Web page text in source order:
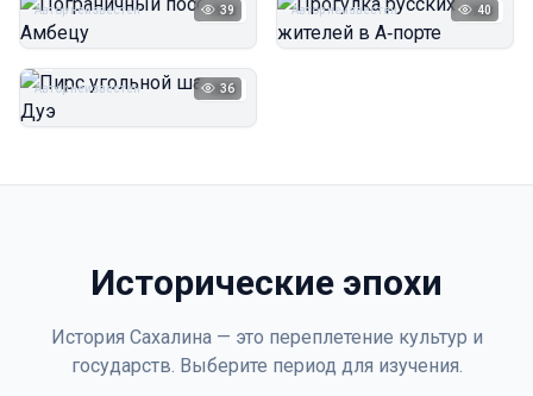
1923
Автор неизвестен 39 1923
Автор неизвестен 40
1923
Пирс угольной шахты
Автор неизвестен 36
Исторические эпохи
История Сахалина — это переплетение культур и
государств. Выберите период для изучения.